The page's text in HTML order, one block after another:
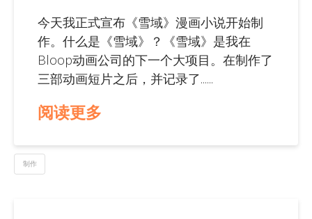
今天我正式宣布《雪域》漫画小说开始制
作。什么是《雪域》？《雪域》是我在
Bloop动画公司的下一个大项目。在制作了
三部动画短片之后，并记录了......
阅读更多
制作